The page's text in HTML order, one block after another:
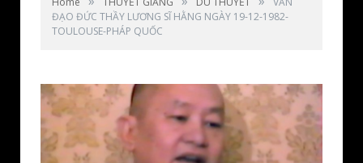
ĐẠO ĐỨC THẦY LƯƠNG SĨ HẰNG NGÀY 19-12-1982-
TOULOUSE-PHÁP QUỐC